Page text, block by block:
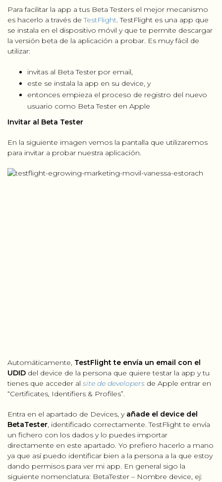
Para facilitar la app a tus Beta Testers el mejor mecanismo
es hacerlo a través deTestFlight. TestFlight es una app que
se instala en el dispositivo móvil y que te permite descargar
la versión beta de la aplicación a probar. Es muy fácil de
utilizar:
invitas al Beta Tester por email,
este se instala la app en su device, y
entonces empieza el proceso de registro del nuevo
usuario como Beta Tester en Apple
Invitar al Beta Tester
En la siguiente imagen vemos la pantalla que utilizaremos
para invitar a probar nuestra aplicación.
Automáticamente, TestFlight te envía un email con el
UDID del device de la persona que quiere testar la app y tu
tienes que acceder al site de developers de Apple entrar en
“Certificates, Identifiers & Profiles”.
Entra en el apartado de Devices, y añade el device del
BetaTester, identificado correctamente. TestFlight te envía
un fichero con los dados y lo puedes importar
directamente en este apartado. Yo prefiero hacerlo a mano
ya que así puedo identificar bien a la persona a la que estoy
dando permisos para ver mi app. En general sigo la
siguiente nomenclatura: BetaTester – Nombre device, ej: